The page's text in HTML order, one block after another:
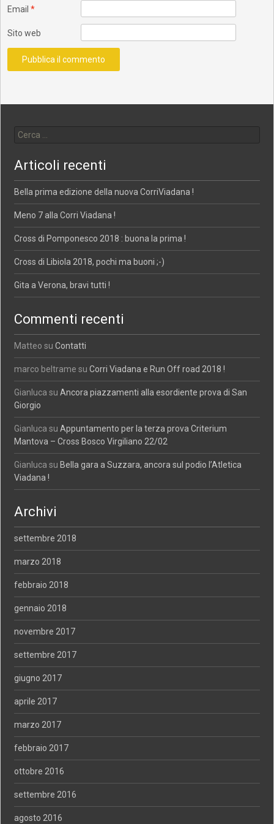
Email*
Sito web
Articoli recenti
Bella prima edizione della nuova CorriViadana !
Meno 7 alla Corri Viadana !
Cross di Pomponesco 2018 : buona la prima !
Cross di Libiola 2018, pochi ma buoni ;-)
Gita a Verona, bravi tutti !
Commenti recenti
Matteo suContatti
marco beltrame suCorri Viadana e Run Off road 2018 !
Gianluca suAncora piazzamenti alla esordiente prova di San
Giorgio
Gianluca suAppuntamento per la terza prova Criterium
Mantova – Cross Bosco Virgiliano 22/02
Gianluca su Bella gara a Suzzara, ancora sul podio l’Atletica
Viadana !
Archivi
settembre 2018
marzo 2018
febbraio 2018
gennaio 2018
novembre 2017
settembre 2017
giugno 2017
aprile 2017
marzo 2017
febbraio 2017
ottobre 2016
settembre 2016
agosto 2016